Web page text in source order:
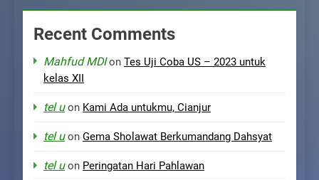
Recent Comments
Mahfud MDIon Tes Uji Coba US – 2023 untuk
kelas XII
tel uon Kami Ada untukmu, Cianjur
tel uon Gema Sholawat Berkumandang Dahsyat
tel uon Peringatan Hari Pahlawan